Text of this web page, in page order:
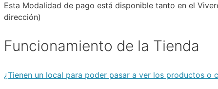
Esta Modalidad de pago está disponible tanto en el
dirección)
Funcionamiento de la Tienda
¿Tienen un local para poder pasar a ver los productos o